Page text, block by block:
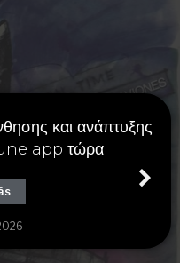
και ανάπτυξης
app τώρα